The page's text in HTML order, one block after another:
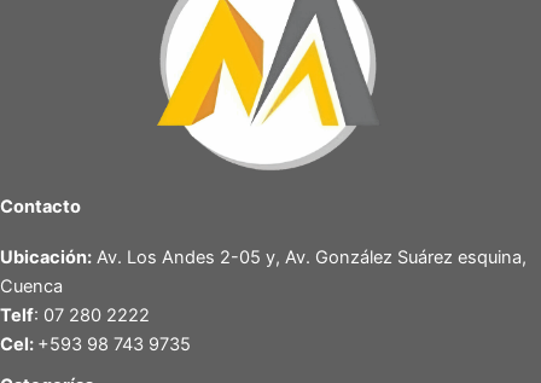
Contacto
Ubicación: Av. Los Andes 2-05 y, Av. González Suárez esquina,
Cuenca
Telf: 07 280 2222
Cel: +593 98 743 9735